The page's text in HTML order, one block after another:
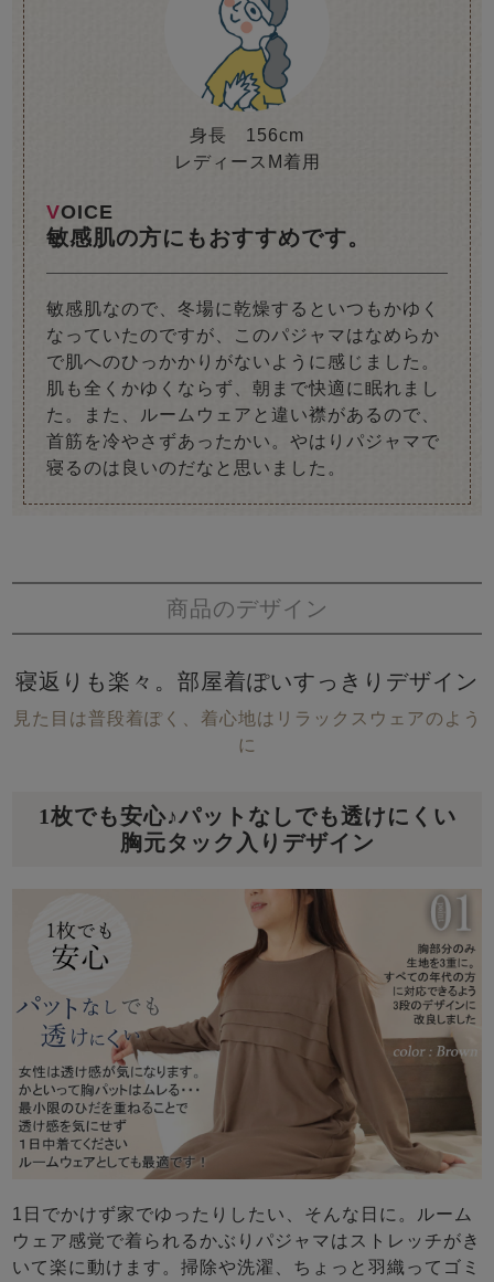
身長 156cm
レディースM着用
VOICE
敏感肌の方にもおすすめです。
敏感肌なので、冬場に乾燥するといつもかゆく
なっていたのですが、このパジャマはなめらか
で肌へのひっかかりがないように感じました。
肌も全くかゆくならず、朝まで快適に眠れまし
た。また、ルームウェアと違い襟があるので、
首筋を冷やさずあったかい。やはりパジャマで
寝るのは良いのだなと思いました。
商品のデザイン
寝返りも楽々。部屋着ぽいすっきりデザイン
見た目は普段着ぽく、着心地はリラックスウェアのよう
に
1枚でも安心♪パットなしでも透けにくい
胸元タック入りデザイン
1日でかけず家でゆったりしたい、そんな日に。ルーム
ウェア感覚で着られるかぶりパジャマはストレッチがき
いて楽に動けます。掃除や洗濯、ちょっと羽織ってゴミ